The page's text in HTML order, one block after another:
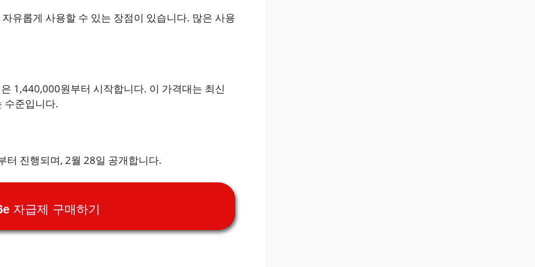
유롭게 사용할 수 있는 장점이 있습니다. 많은 사용
1,440,000원부터 시작합니다. 이 가격대는 최신
수준입니다.
터 진행되며, 2월 28일 공개합니다.
자급제 구매하기